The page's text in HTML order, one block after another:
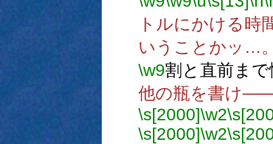
トルにかける時
いうことかッ…
\w9割と直前ま
他の瓶を書け
\s[2000]\w2
\s[2000]\w2